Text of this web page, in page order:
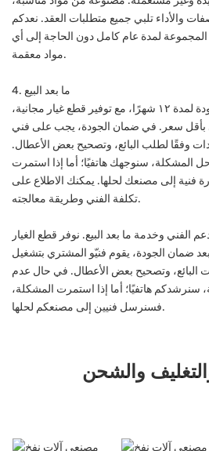
والأداء تلبي جميع متطلبات العقد. نعدكم
المجموعة لمدة عام كامل دون الحاجة إلى أي
مواد معقمة.
4. ما بعد البيع
بعد الفحص، نقدم ضمان جودة لمدة ١٢ شهرًا، مع توفير قطع غيار مجانية،
بأقل سعر. في ضمان الجودة، يجب على فني
وفقًا لطلب البائع، وتصحيح بعض الأعطال.
سنوجهك هاتفيًا؛ أما إذا استمرت
فنية إلى مصنعك لحلها. يمكنك الاطلاع على
تكلفة الفني وطريقة معالجته.
الفني وخدمة ما بعد البيع. نوفر قطع الغيار
ضمان الجودة، يقوم فنيّو المشتري بتشغيل
البائع، وتصحيح بعض الأعطال. في حال عدم
هاتفيًا؛ أما إذا استمرت المشكلة،
فسنرسل فنيين إلى مصنعكم لحلها.
والتغليف والشحن